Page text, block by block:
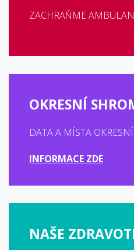
ZACHRAŇME
OKRESNÍ
DATA A MÍSTA
INFORMACE ZDE
NAŠE